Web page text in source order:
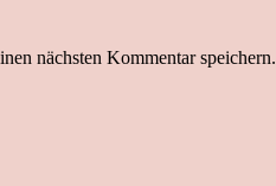
nächsten Kommentar speichern.